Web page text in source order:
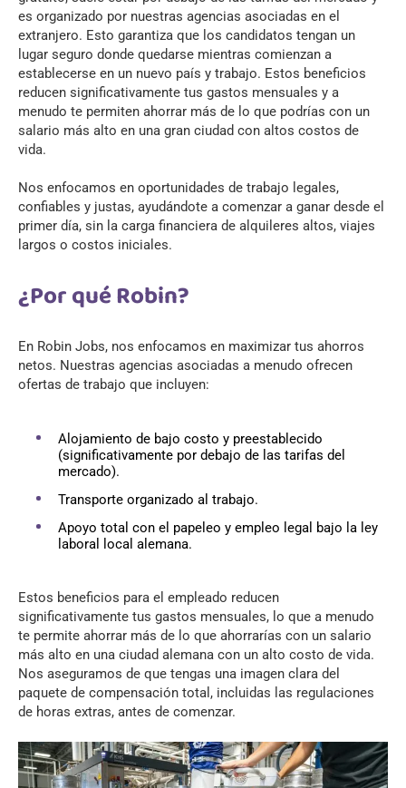
es organizado por nuestras agencias asociadas en el
extranjero. Esto garantiza que los candidatos tengan un
lugar seguro donde quedarse mientras comienzan a
establecerse en un nuevo país y trabajo. Estos beneficios
reducen significativamente tus gastos mensuales y a
menudo te permiten ahorrar más de lo que podrías con un
salario más alto en una gran ciudad con altos costos de
vida.
Nos enfocamos en oportunidades de trabajo legales,
confiables y justas, ayudándote a comenzar a ganar desde el
primer día, sin la carga financiera de alquileres altos, viajes
largos o costos iniciales.
¿Por qué Robin?
En Robin Jobs, nos enfocamos en maximizar tus ahorros
netos. Nuestras agencias asociadas a menudo ofrecen
ofertas de trabajo que incluyen:
Alojamiento de bajo costo y preestablecido
(significativamente por debajo de las tarifas del
mercado).
Transporte organizado al trabajo.
Apoyo total con el papeleo y empleo legal bajo la ley
laboral local alemana.
Estos beneficios para el empleado reducen
significativamente tus gastos mensuales, lo que a menudo
te permite ahorrar más de lo que ahorrarías con un salario
más alto en una ciudad alemana con un alto costo de vida.
Nos aseguramos de que tengas una imagen clara del
paquete de compensación total, incluidas las regulaciones
de horas extras, antes de comenzar.